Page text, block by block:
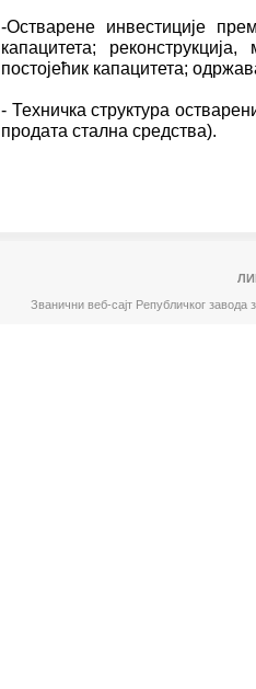
-Остварене инвестиције
капацитета;
постојећик капацитета;
- Техничка структура
продата стална средства).
Званични веб-сајт Републичког